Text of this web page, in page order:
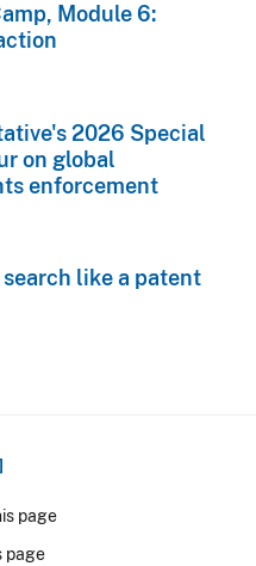
Module 6:
2026 Special
on global
enforcement
search like a patent
page
page